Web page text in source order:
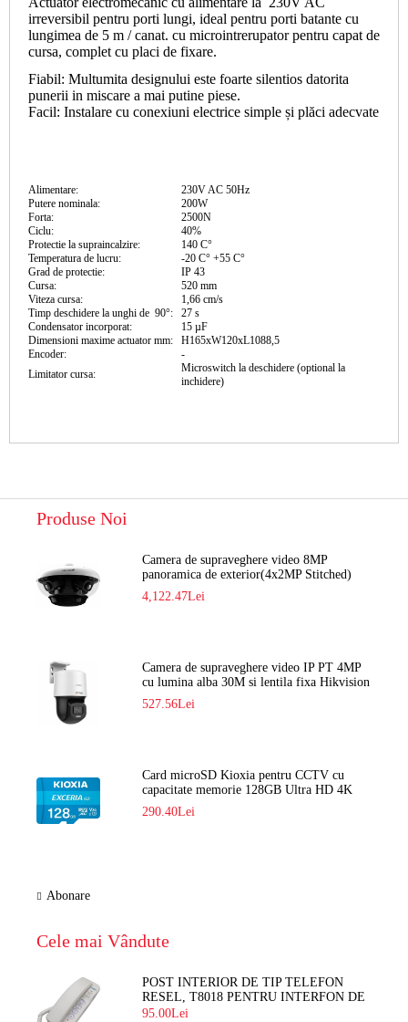
irreversibil pentru porti lungi, ideal pentru porti batante cu
lungimea de 5 m / canat. cu microintrerupator pentru capat de
cursa, complet cu placi de fixare.
Fiabil: Multumita designului este foarte silentios datorita
punerii in miscare a mai putine piese.
Facil: Instalare cu conexiuni electrice simple și plăci adecvate
Alimentare:
230V AC 50Hz
Putere nominala:
200W
Forta:
2500N
Ciclu:
40%
Protectie la supraincalzire:
140 C°
Temperatura de lucru:
-20 C° +55 C°
Grad de protectie:
IP 43
Cursa:
520 mm
Viteza cursa:
1,66 cm/s
Timp deschidere la unghi de 90°: 27 s
Condensator incorporat:
15 µF
Dimensioni maxime actuator mm: H165xW120xL1088,5
Encoder:
-
Limitator cursa:
Microswitch la deschidere (optional la
inchidere)
Produse Noi
Camera de supraveghere video 8MP
panoramica de exterior(4x2MP Stitched)
Navaio NGC-7482PR
4,122.47Lei
Camera de supraveghere video IP PT 4MP
cu lumina alba 30M si lentila fixa Hikvision
DS-2DE2C400SCG-E F1
527.56Lei
Card microSD Kioxia pentru CCTV cu
capacitate memorie 128GB Ultra HD 4K
LMEX2L128GG2
290.40Lei
Abonare
Cele mai Vândute
POST INTERIOR DE TIP TELEFON
RESEL, T8018 PENTRU INTERFON DE
BLOC
95.00Lei